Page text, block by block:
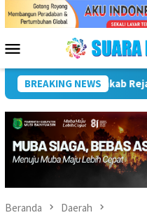
Menu
Mobile
BREAKING NEWS
BKKBN Perkuat
Beranda Daerah